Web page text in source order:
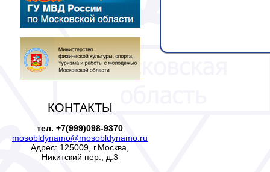
КОНТАКТЫ
тел. +7(999)098-9370
mosobldynamo@mosobldynamo.ru
Адрес: 125009, г.Москва,
Никитский пер., д.3